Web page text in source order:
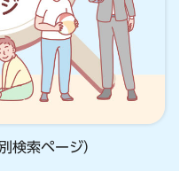
検索ページ）